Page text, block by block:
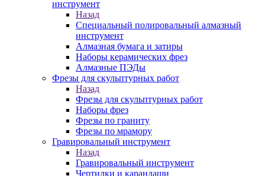
инструмент
Назад
Специальный полировальный алмазный
инструмент
Алмазная бумага и затиры
Наборы керамических фрез
Алмазные ПЭДы
Фрезы для скульптурных работ
Назад
Фрезы для скульптурных работ
Наборы фрез
Фрезы по граниту
Фрезы по мрамору
Гравировальный инструмент
Назад
Гравировальный инструмент
Чертилки и карандаши